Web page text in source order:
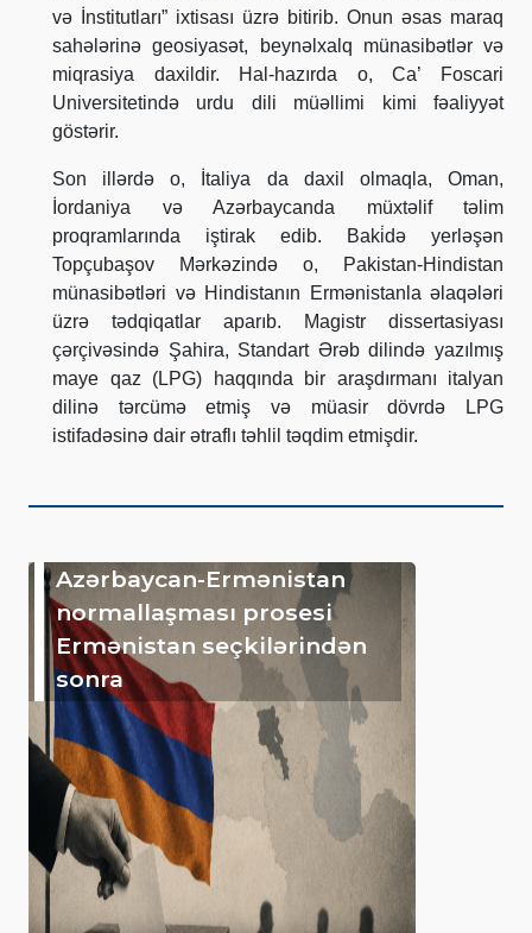
və İnstitutları” ixtisası üzrə bitirib. Onun əsas maraq
sahələrinə geosiyasət, beynəlxalq münasibətlər və
miqrasiya daxildir. Hal-hazırda o, Ca’ Foscari
Universitetində urdu dili müəllimi kimi fəaliyyət
göstərir.
Son illərdə o, İtaliya da daxil olmaqla, Oman,
İordaniya və Azərbaycanda müxtəlif təlim
proqramlarında iştirak edib. Baki̇də yerləşən
Topçubaşov Mərkəzində o, Pakistan-Hindistan
münasibətləri və Hindistanın Ermənistanla əlaqələri
üzrə tədqiqatlar aparıb. Magistr dissertasiyası
çərçivəsində Şahira, Standart Ərəb dilində yazılmış
maye qaz (LPG) haqqında bir araşdırmanı italyan
dilinə tərcümə etmiş və müasir dövrdə LPG
istifadəsinə dair ətraflı təhlil təqdim etmişdir.
Azərbaycan-Ermənistan
normallaşması prosesi
Ermənistan seçkilərindən
sonra